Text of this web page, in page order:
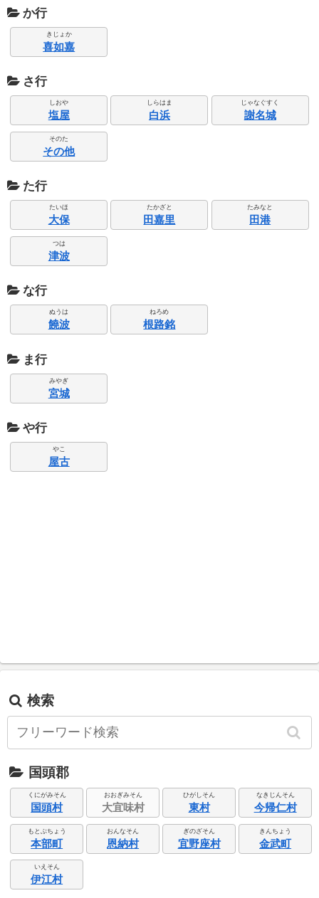
か行
きじょか
喜如嘉
さ行
しおや
塩屋
しらはま
白浜
じゃなぐすく
謝名城
そのた
その他
た行
たいほ
大保
たかざと
田嘉里
たみなと
田港
つは
津波
な行
ぬうは
饒波
ねろめ
根路銘
ま行
みやぎ
宮城
や行
やこ
屋古
検索
国頭郡
くにがみそん
国頭村
おおぎみそん
大宜味村
ひがしそん
東村
なきじんそん
今帰仁村
もとぶちょう
本部町
おんなそん
恩納村
ぎのざそん
宜野座村
きんちょう
金武町
いえそん
伊江村